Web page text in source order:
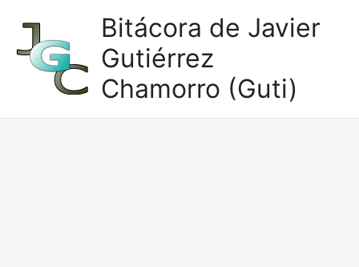
contenido
Bitácora de Javier
Gutiérrez
Chamorro (Guti)